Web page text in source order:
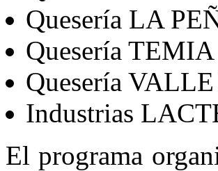
Quesería LA
Quesería TEMIA
Quesería
Industrias
El programa